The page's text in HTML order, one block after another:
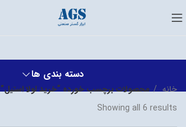
دسته بندی ها
خانه
محصولات برچسب خورده “خرید لولا استیل”
Showing all 6 results